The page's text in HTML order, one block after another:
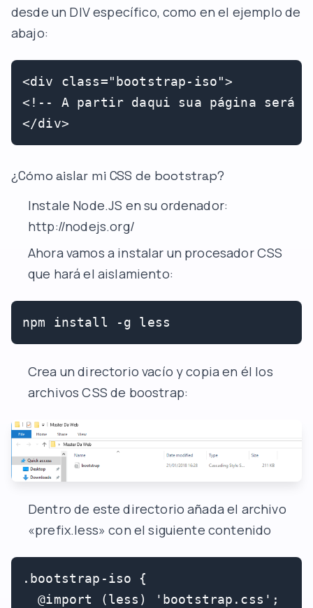
desde un DIV específico, como en el ejemplo de
abajo:
<div class="bootstrap-iso">
<!-- A partir daqui sua página será
</div>
¿Cómo aislar mi CSS de bootstrap?
Instale Node.JS en su ordenador:
http://nodejs.org/
Ahora vamos a instalar un procesador CSS
que hará el aislamiento:
npm install -g less
Crea un directorio vacío y copia en él los
archivos CSS de boostrap:
Dentro de este directorio añada el archivo
«prefix.less» con el siguiente contenido
.bootstrap-iso {
  @import (less) 'bootstrap.css';